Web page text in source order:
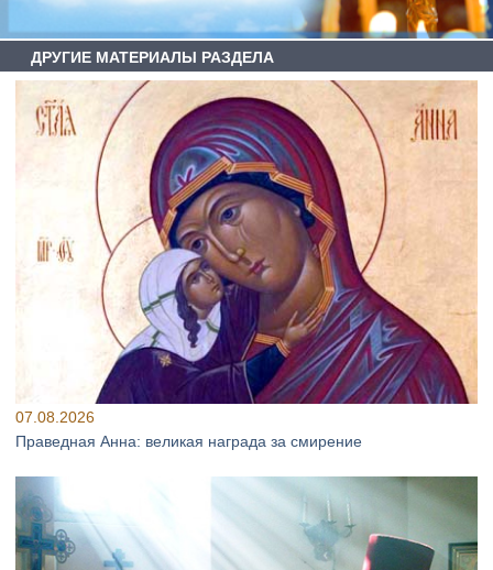
ДРУГИЕ МАТЕРИАЛЫ РАЗДЕЛА
07.08.2026
Праведная Анна: великая награда за смирение